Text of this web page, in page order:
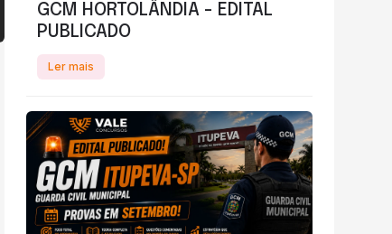
GCM HORTOLÂNDIA - EDITAL
PUBLICADO
Ler mais